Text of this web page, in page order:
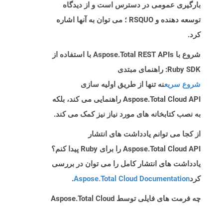
بارگیری عمومی در دسترس است و از دیدگاه
توسعه دهنده و RSQUO ؛ می توان به آنها اشاره
کرد.
شروع با Aspose.Total REST APIs با استفاده از
Ruby SDK: راهنمای مبتدی
شروع سریعنه تنها از طریق اولیه سازی
Aspose.Total Cloud API راهنمایی می کند، بلکه
به نصب کتابخانه های مورد نیاز نیز کمک می کند.
از کجا می توانم یادداشت های انتشار
Aspose.Total Cloud API را برای Ruby پیدا کنم؟
یادداشت های انتشار کامل را می توان در بررسی
کردAspose.Total Cloud Documentation
.
چه فرمت های فایلی توسط Aspose.Total Cloud